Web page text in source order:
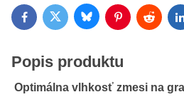
FacebookTwitterBlueskyPinterestReddit
Popis produktu
Optimálna vlhkosť zmesi na